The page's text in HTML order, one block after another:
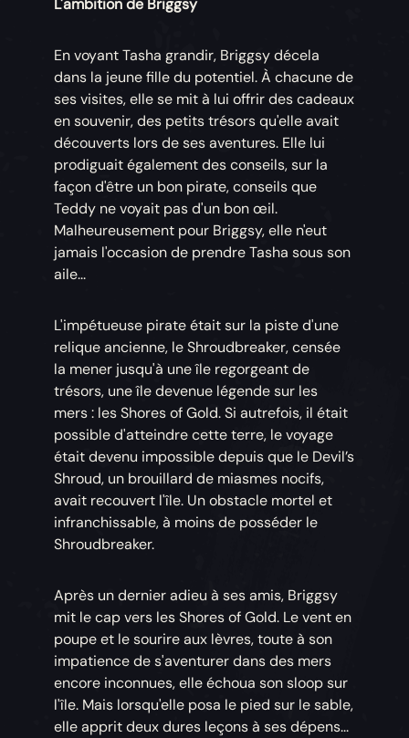
L'ambition de Briggsy
En voyant Tasha grandir, Briggsy décela
dans la jeune fille du potentiel. À chacune de
ses visites, elle se mit à lui offrir des cadeaux
en souvenir, des petits trésors qu'elle avait
découverts lors de ses aventures. Elle lui
prodiguait également des conseils, sur la
façon d'être un bon pirate, conseils que
Teddy ne voyait pas d'un bon œil.
Malheureusement pour Briggsy, elle n'eut
jamais l'occasion de prendre Tasha sous son
aile...
L'impétueuse pirate était sur la piste d'une
relique ancienne, le Shroudbreaker, censée
la mener jusqu'à une île regorgeant de
trésors, une île devenue légende sur les
mers : les Shores of Gold. Si autrefois, il était
possible d'atteindre cette terre, le voyage
était devenu impossible depuis que le Devil’s
Shroud, un brouillard de miasmes nocifs,
avait recouvert l'île. Un obstacle mortel et
infranchissable, à moins de posséder le
Shroudbreaker.
Après un dernier adieu à ses amis, Briggsy
mit le cap vers les Shores of Gold. Le vent en
poupe et le sourire aux lèvres, toute à son
impatience de s'aventurer dans des mers
encore inconnues, elle échoua son sloop sur
l'île. Mais lorsqu'elle posa le pied sur le sable,
elle apprit deux dures leçons à ses dépens...